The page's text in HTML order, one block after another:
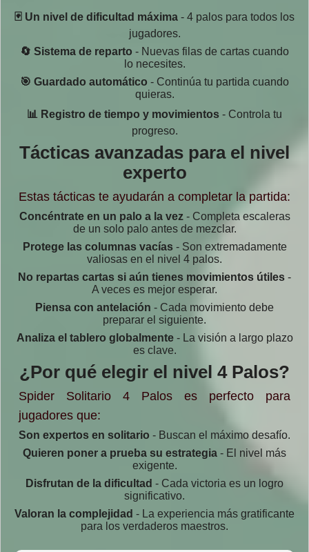
🃏 Un nivel de dificultad máxima - 4 palos para todos los
jugadores.
🔄 Sistema de reparto - Nuevas filas de cartas cuando
lo necesites.
🎯 Guardado automático - Continúa tu partida cuando
quieras.
📊 Registro de tiempo y movimientos - Controla tu
progreso.
Tácticas avanzadas para el nivel
experto
Estas tácticas te ayudarán a completar la partida:
Concéntrate en un palo a la vez- Completa escaleras
de un solo palo antes de mezclar.
Protege las columnas vacías- Son extremadamente
valiosas en el nivel 4 palos.
No repartas cartas si aún tienes movimientos útiles -
A veces es mejor esperar.
Piensa con antelación - Cada movimiento debe
preparar el siguiente.
Analiza el tablero globalmente- La visión a largo plazo
es clave.
¿Por qué elegir el nivel 4 Palos?
Spider Solitario 4 Palos es perfecto para
jugadores que:
Son expertos en solitario - Buscan el máximo desafío.
Quieren poner a prueba su estrategia - El nivel más
exigente.
Disfrutan de la dificultad - Cada victoria es un logro
significativo.
Valoran la complejidad - La experiencia más gratificante
para los verdaderos maestros.